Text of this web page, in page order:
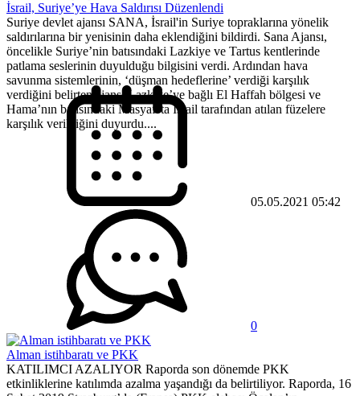
İsrail, Suriye’ye Hava Saldırısı Düzenlendi
Suriye devlet ajansı SANA, İsrail'in Suriye topraklarına yönelik
saldırılarına bir yenisinin daha eklendiğini bildirdi. Sana Ajansı,
öncelikle Suriye’nin batısındaki Lazkiye ve Tartus kentlerinde
patlama seslerinin duyulduğu bilgisini verdi. Ardından hava
savunma sistemlerinin, ‘düşman hedeflerine’ verdiği karşılık
verdiğini belirten ajans, Lazkiye’ye bağlı El Haffah bölgesi ve
Hama’nın batısındaki Masyaf’ta İsrail tarafından atılan füzelere
karşılık verildiğini duyurdu....
05.05.2021 05:42
0
Alman istihbaratı ve PKK
KATILIMCI AZALIYOR Raporda son dönemde PKK
etkinliklerine katılımda azalma yaşandığı da belirtiliyor. Raporda, 16